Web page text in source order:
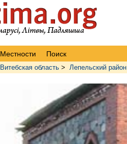
Местности Поиск
Витебская область > Лепельский район